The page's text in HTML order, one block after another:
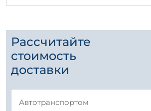
Рассчитайте
стоимость
доставки